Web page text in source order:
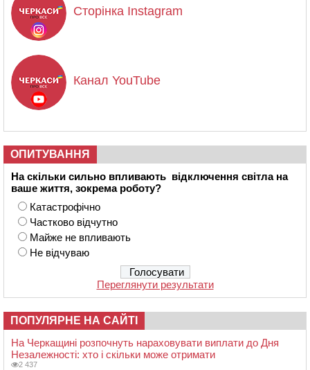
Сторінка Instagram
Канал YouTube
ОПИТУВАННЯ
На скільки сильно впливають відключення світла на
ваше життя, зокрема роботу?
Катастрофічно
Частково відчутно
Майже не впливають
Не відчуваю
Переглянути результати
ПОПУЛЯРНЕ НА САЙТІ
На Черкащині розпочнуть нараховувати виплати до Дня
Незалежності: хто і скільки може отримати
2 437